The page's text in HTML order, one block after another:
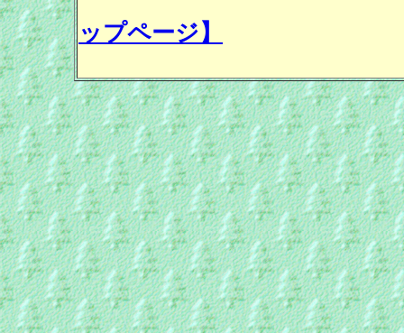
ップページ】